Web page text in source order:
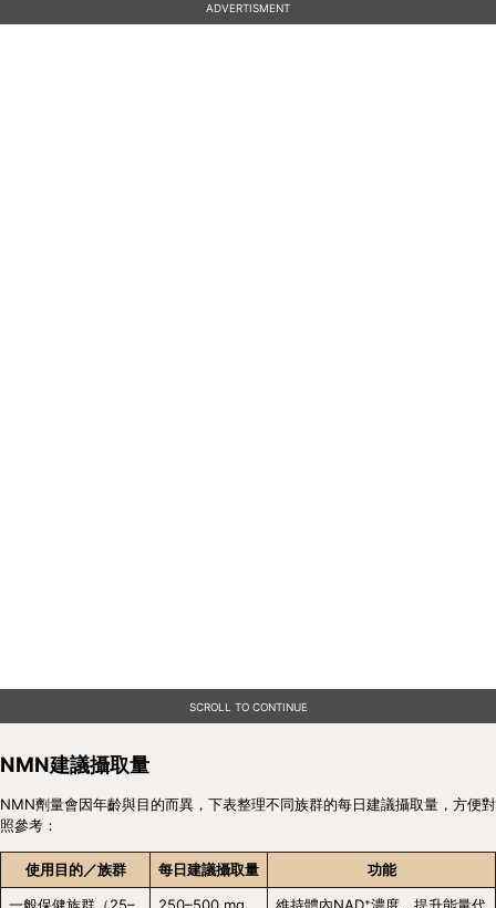
ADVERTISMENT
SCROLL TO CONTINUE
NMN建議攝取量
NMN劑量會因年齡與目的而異，下表整理不同族群的每日建議攝取量，方便對
照參考：
使用目的／族群 每日建議攝取量
功能
一般保健族群（25–
250–500 mg
維持體內NAD⁺濃度、提升能量代